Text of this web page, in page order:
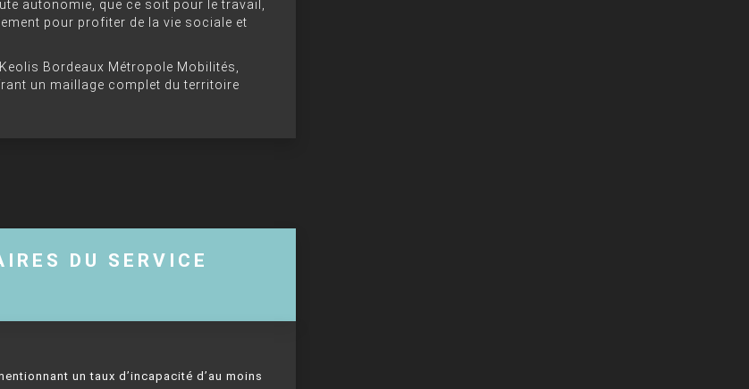
autonomie, que ce soit pour le travail,
pour profiter de la vie sociale et
Bordeaux Métropole Mobilités,
un maillage complet du territoire
DU SERVICE
un taux d’incapacité d’au moins